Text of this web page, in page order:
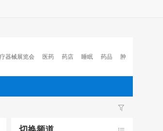
器械展览会 医药 药店 睡眠 药品 肿
医保 电子处方流转平台 2023 心脑血管疾